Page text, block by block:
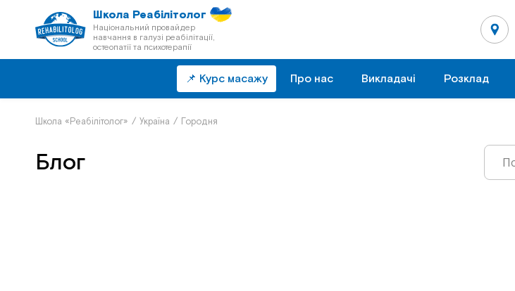
Школа Реабілітолог
Національний провайдер
навчання в галузі реабілітації,
остеопатії та психотерапії
📌 Курс масажу Про нас Викладачі Розклад
Школа «Реабілітолог» / Україна / Городня
Блог